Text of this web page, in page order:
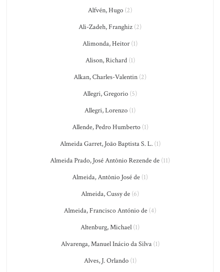
Alfvén, Hugo (2)
Ali-Zadeh, Franghiz (2)
Alimonda, Heitor (1)
Alison, Richard(1)
Alkan, Charles-Valentin (2)
Allegri, Gregorio (5)
Allegri, Lorenzo (1)
Allende, Pedro Humberto(1)
Almeida Garret, João Baptista S. L.(1)
Almeida Prado, José Antônio Rezende de (11)
Almeida, Antônio José de (1)
Almeida, Cussy de (6)
Almeida, Francisco António de (4)
Altenburg, Michael (1)
Alvarenga, Manuel Inácio da Silva(1)
Alves, J. Orlando(1)